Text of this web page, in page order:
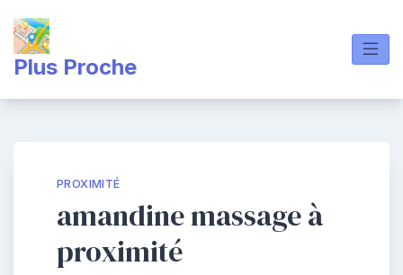
content
Plus Proche
PROXIMITÉ
amandine massage à
proximité